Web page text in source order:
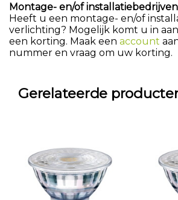
Montage- en/of
Heeft u een montage- en/of
verlichting? Mogelijk komt u in
een korting. Maak een account
nummer en vraag om uw korting.
Gerelateerde